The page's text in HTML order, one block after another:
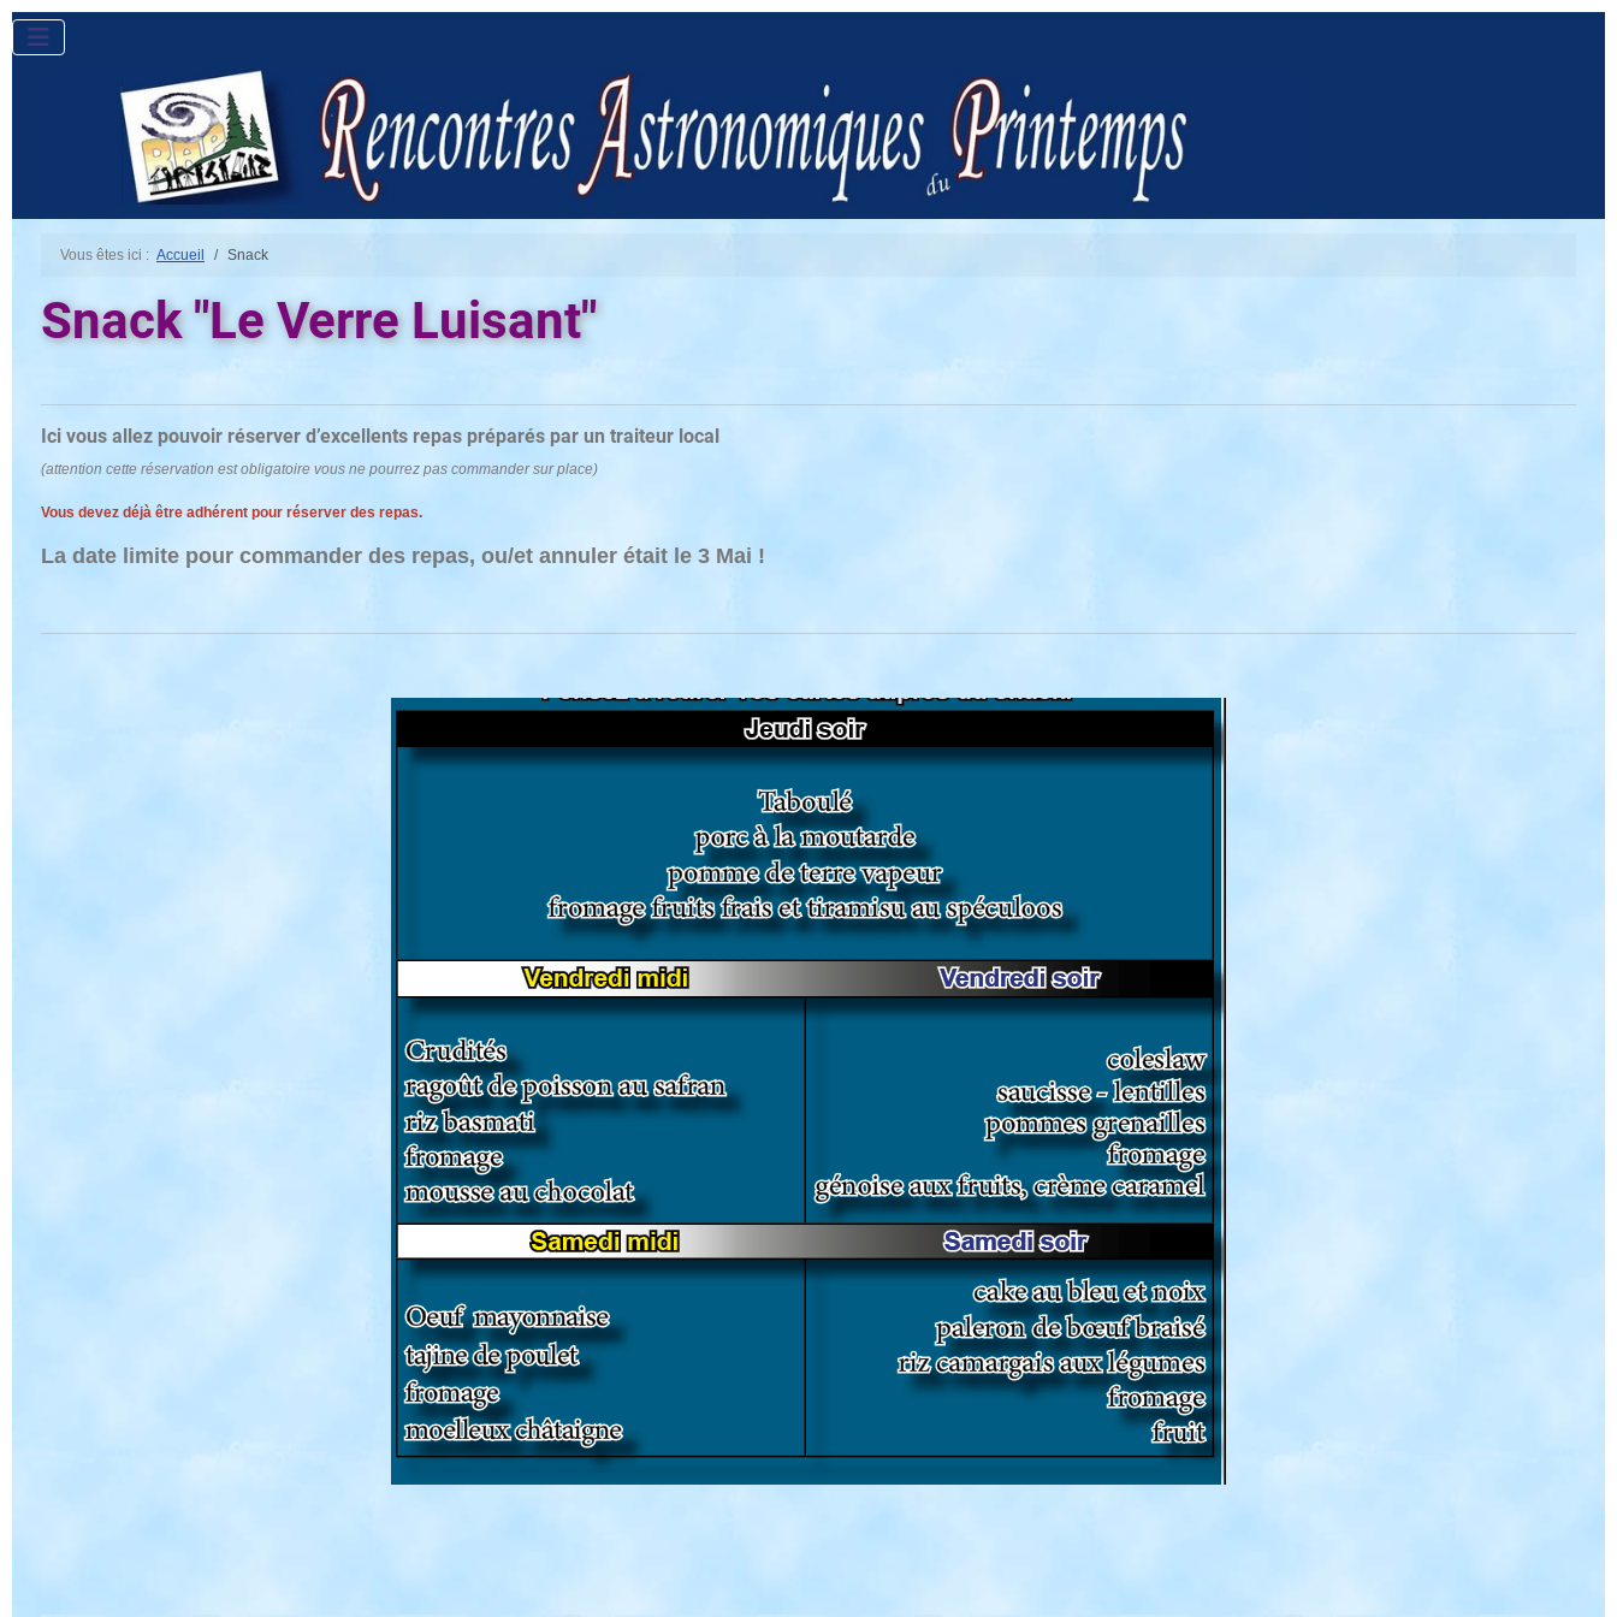
Vous êtes ici : Accueil Snack
Snack "Le Verre Luisant"
Ici vous allez pouvoir réserver d’excellents repas préparés par un traiteur local
(attention cette réservation est obligatoire vous ne pourrez pas commander sur place)
Vous devez déjà être adhérent pour réserver des repas.
La date limite pour commander des repas, ou/et annuler était le 3 Mai !